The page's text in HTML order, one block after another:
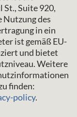
St., Suite 920,
Nutzung des
in ein
ist gemäß EU-
und bietet
Weitere
finden:
policy.